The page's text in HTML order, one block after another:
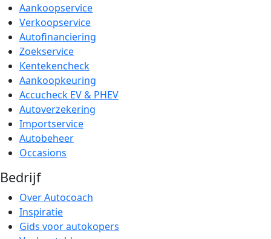
Aankoopservice
Verkoopservice
Autofinanciering
Zoekservice
Kentekencheck
Aankoopkeuring
Accucheck EV & PHEV
Autoverzekering
Importservice
Autobeheer
Occasions
Bedrijf
Over Autocoach
Inspiratie
Gids voor autokopers